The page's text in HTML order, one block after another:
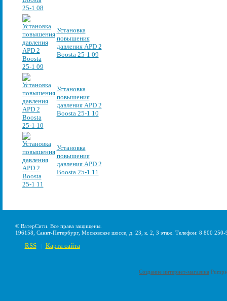
Установка
повышения
давления APD 2
Boosta 25-1 09
Установка
повышения
давления APD 2
Boosta 25-1 10
Установка
повышения
давления APD 2
Boosta 25-1 11
© ВатерСити. Все права защищены.
196158, Санкт-Петербург, Московское шоссе, д. 23, к. 2, 3 этаж. Телефон: 8 800
RSS Карта сайта
Создание интернет-магазина